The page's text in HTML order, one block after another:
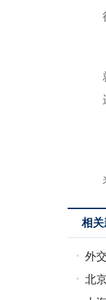
相关
外
北